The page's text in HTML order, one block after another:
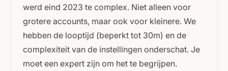
werd eind 2023 te complex. Niet alleen voor
grotere accounts, maar ook voor kleinere. We
hebben de looptijd (beperkt tot 30m) en de
complexiteit van de instellingen onderschat. Je
moet een expert zijn om het te begrijpen.